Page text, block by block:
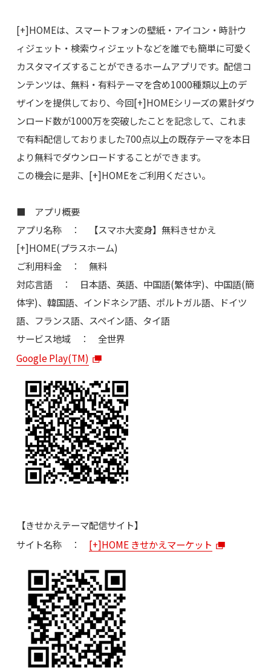
[+]HOMEは、スマートフォンの壁紙・アイコン・時計ウ
ィジェット・検索ウィジェットなどを誰でも簡単に可愛く
カスタマイズすることができるホームアプリです。配信コ
ンテンツは、無料・有料テーマを含め1000種類以上のデ
ザインを提供しており、今回[+]HOMEシリーズの累計ダウ
ンロード数が1000万を突破したことを記念して、これま
で有料配信しておりました700点以上の既存テーマを本日
より無料でダウンロードすることができます。
この機会に是非、[+]HOMEをご利用ください。
■ アプリ概要
アプリ名称 ： 【スマホ大変身】無料きせかえ
[+]HOME(プラスホーム)
ご利用料金 ： 無料
対応言語 ： 日本語、英語、中国語(繁体字)、中国語(簡
体字)、韓国語、インドネシア語、ポルトガル語、ドイツ
語、フランス語、スペイン語、タイ語
サービス地域 ： 全世界
Google Play(TM)
【きせかえテーマ配信サイト】
サイト名称 ： [+]HOME きせかえマーケット